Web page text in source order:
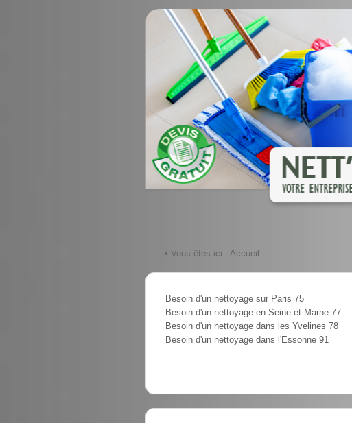
• Vous êtes ici : Accueil
Besoin d'un nettoyage sur Paris 75
Besoin d'un nettoyage en Seine et Marne 77
Besoin d'un nettoyage dans les Yvelines 78
Besoin d'un nettoyage dans l'Essonne 91